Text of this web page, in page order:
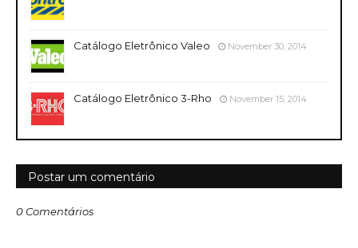
Catálogo Eletrônico Valeo November 30, 2014
Catálogo Eletrônico 3-Rho November 15, 2014
Postar um comentário
0 Comentários